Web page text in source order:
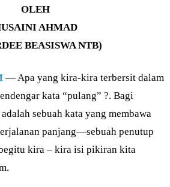
OLEH
AHMAD
BEASISWA NTB)
— Apa yang kira-kira terbersit dalam
kata “pulang” ?. Bagi
sebuah kata yang membawa
panjang—sebuah penutup
kira – kira isi pikiran kita